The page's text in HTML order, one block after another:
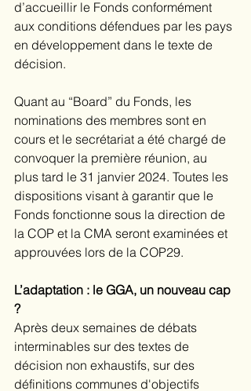
d’accueillir le Fonds conformément
aux conditions défendues par les pays
en développement dans le texte de
décision.
Quant au “Board” du Fonds, les
nominations des membres sont en
cours et le secrétariat a été chargé de
convoquer la première réunion, au
plus tard le 31 janvier 2024. Toutes les
dispositions visant à garantir que le
Fonds fonctionne sous la direction de
la COP et la CMA seront examinées et
approuvées lors de la COP29.
L’adaptation : le GGA, un nouveau cap
?
Après deux semaines de débats
interminables sur des textes de
décision non exhaustifs, sur des
définitions communes d'objectifs